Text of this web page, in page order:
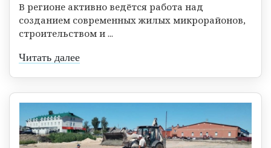
В регионе активно ведётся работа над
созданием современных жилых микрорайонов,
строительством и ...
Читать далее